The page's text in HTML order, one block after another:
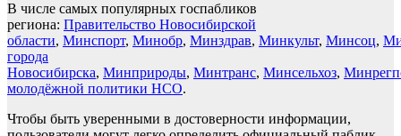
В числе самых популярных госпабликов
региона: Правительство Новосибирской
области, Минспорт, Минобр, Минздрав, Минкульт, Минсоц,
города
Новосибирска, Минприроды, Минтранс, Минсельхоз,
молодёжной политики НСО.
Чтобы быть уверенными в достоверности информации,